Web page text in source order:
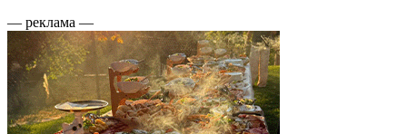
— реклама —